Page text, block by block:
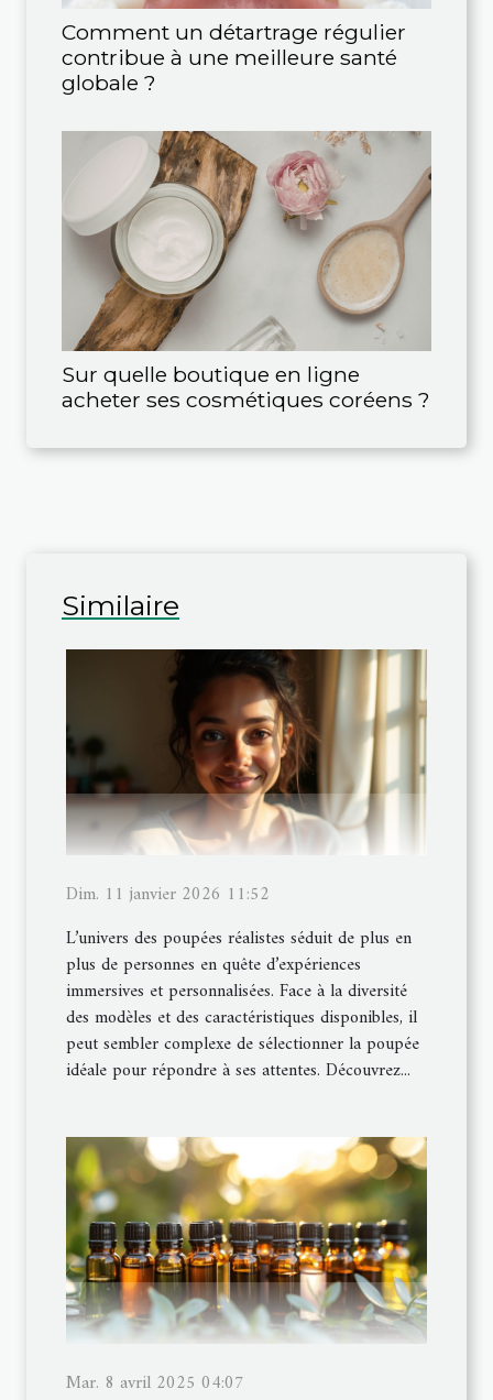
Comment un détartrage régulier
contribue à une meilleure santé
globale ?
Sur quelle boutique en ligne
acheter ses cosmétiques coréens ?
Similaire
Dim. 11 janvier 2026 11:52
L’univers des poupées réalistes séduit de plus en
plus de personnes en quête d’expériences
immersives et personnalisées. Face à la diversité
des modèles et des caractéristiques disponibles, il
peut sembler complexe de sélectionner la poupée
idéale pour répondre à ses attentes. Découvrez...
Mar. 8 avril 2025 04:07